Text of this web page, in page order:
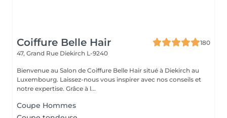
Coiffure Belle Hair
180
47, Grand Rue Diekirch L-9240
Bienvenue au Salon de Coiffure Belle Hair situé à Diekirch au
Luxembourg. Laissez-nous vous inspirer avec nos conseils et
notre expertise. Grâce à l...
Coupe Hommes